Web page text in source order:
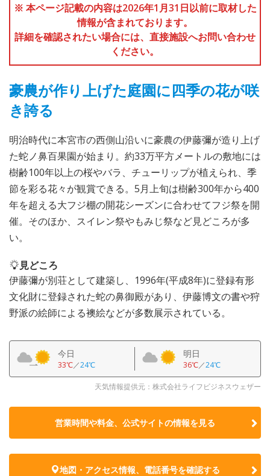
※ 本ページ記載の内容は2026年1月31日以前に取材した
情報が含まれております。
詳細を確認されたい場合には、直接施設へお問い合わせ
ください。
豪農が作り上げた庭園に四季の花が咲
き誇る
明治時代に本宮市の西側山沿いに豪農の伊藤彌が造り上げ
た蛇ノ鼻百果園が始まり。約33万平方メートルの敷地には
樹齢100年以上の桜やバラ、チューリップが植えられ、季
節を彩る花々が観賞できる。5月上旬は樹齢300年から400
年を超える大フジ棚の開花シーズンに合わせてフジ祭を開
催。そのほか、スイレン祭やもみじ祭など見どころが多
い。
見どころ
伊藤彌が別荘として建築し、1996年(平成8年)に登録有形
文化財に登録された蛇の鼻御殿があり、伊藤博文の書や狩
野派の絵師による襖絵などが多数展示されている。
今日
33℃／24℃
明日
36℃／24℃
天気情報提供元：株式会社ライフビジネスウェザー
営業時間や料金、公式サイトの情報を見る
地図・アクセス情報、電話番号を確認する